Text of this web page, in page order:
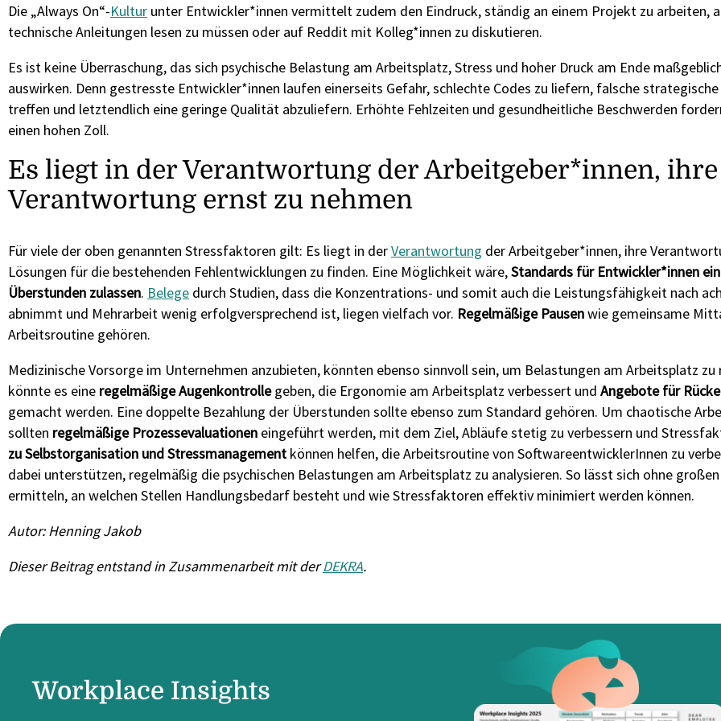
Die „Always On“-Kultur unter Entwickler*innen vermittelt zudem den Eindruck, ständig an einem Projekt zu arbeiten,
technische Anleitungen lesen zu müssen oder auf Reddit mit Kolleg*innen zu diskutieren.
Es ist keine Überraschung, das sich psychische Belastung am Arbeitsplatz, Stress und hoher Druck am Ende
auswirken. Denn gestresste Entwickler*innen laufen einerseits Gefahr, schlechte Codes zu liefern, falsche
treffen und letztendlich eine geringe Qualität abzuliefern. Erhöhte Fehlzeiten und gesundheitliche Beschwerden
einen hohen Zoll.
Es liegt in der Verantwortung der Arbeitgeber*innen, ihre
Verantwortung ernst zu nehmen
Für viele der oben genannten Stressfaktoren gilt: Es liegt in derVerantwortung der Arbeitgeber*innen, ihre
Lösungen für die bestehenden Fehlentwicklungen zu finden. Eine Möglichkeit wäre,Standards für Entwickler*innen
Überstunden zulassen. Belege durch Studien, dass die Konzentrations- und somit auch die Leistungsfähigkeit nach
abnimmt und Mehrarbeit wenig erfolgversprechend ist, liegen vielfach vor. Regelmäßige Pausenwie gemeinsame
Arbeitsroutine gehören.
Medizinische Vorsorge im Unternehmen anzubieten, könnten ebenso sinnvoll sein, um Belastungen am Arbeitsplatz zu
könnte es eine regelmäßige Augenkontrollegeben, die Ergonomie am Arbeitsplatz verbessert und Angebote für
gemacht werden. Eine doppelte Bezahlung der Überstunden sollte ebenso zum Standard gehören. Um chaotische
sollten regelmäßige Prozessevaluationen eingeführt werden, mit dem Ziel, Abläufe stetig zu verbessern und
zu Selbstorganisation und Stressmanagement können helfen, die Arbeitsroutine von SoftwareentwicklerInnen zu
dabei unterstützen, regelmäßig die psychischen Belastungen am Arbeitsplatz zu analysieren. So lässt sich ohne
ermitteln, an welchen Stellen Handlungsbedarf besteht und wie Stressfaktoren effektiv minimiert werden können.
Autor: Henning Jakob
Dieser Beitrag entstand in Zusammenarbeit mit derDEKRA.
Workplace Insights